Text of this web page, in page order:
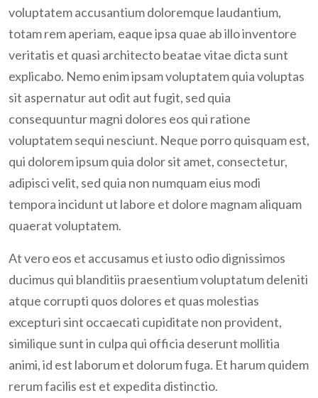
voluptatem accusantium doloremque laudantium,
totam rem aperiam, eaque ipsa quae ab illo inventore
veritatis et quasi architecto beatae vitae dicta sunt
explicabo. Nemo enim ipsam voluptatem quia voluptas
sit aspernatur aut odit aut fugit, sed quia
consequuntur magni dolores eos qui ratione
voluptatem sequi nesciunt. Neque porro quisquam est,
qui dolorem ipsum quia dolor sit amet, consectetur,
adipisci velit, sed quia non numquam eius modi
tempora incidunt ut labore et dolore magnam aliquam
quaerat voluptatem.
At vero eos et accusamus et iusto odio dignissimos
ducimus qui blanditiis praesentium voluptatum deleniti
atque corrupti quos dolores et quas molestias
excepturi sint occaecati cupiditate non provident,
similique sunt in culpa qui officia deserunt mollitia
animi, id est laborum et dolorum fuga. Et harum quidem
rerum facilis est et expedita distinctio.